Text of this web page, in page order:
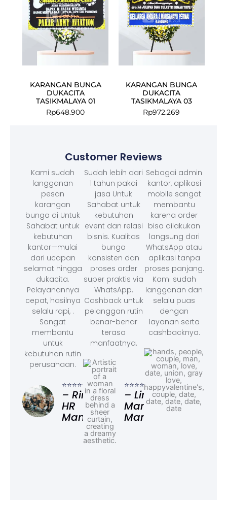
KARANGAN BUNGA
DUKACITA
TASIKMALAYA 01
Rp648.900
KARANGAN BUNGA
DUKACITA
TASIKMALAYA 03
Rp972.269
Customer Reviews
Kami sudah
langganan
pesan
karangan
bunga di Untuk
Sahabat untuk
kebutuhan
kantor—mulai
dari ucapan
selamat hingga
dukacita.
Pelayanannya
cepat, hasilnya
selalu rapi, .
Sangat
membantu
untuk
kebutuhan rutin
perusahaan.
⭐⭐⭐⭐⭐
– Rina,
HR
Manager
Sudah lebih dari
1 tahun pakai
jasa Untuk
Sahabat untuk
kebutuhan
event dan relasi
bisnis. Kualitas
bunga
konsisten dan
proses order
super praktis via
WhatsApp.
Cashback untuk
pelanggan rutin
benar-benar
terasa
manfaatnya.
⭐⭐⭐⭐⭐
– Linda,
Marketing
Manager
Sebagai admin
kantor, aplikasi
mobile sangat
membantu
karena order
bisa dilakukan
langsung dari
WhatsApp atau
aplikasi tanpa
proses panjang.
Kami sudah
langganan dan
selalu puas
dengan
layanan serta
cashbacknya.